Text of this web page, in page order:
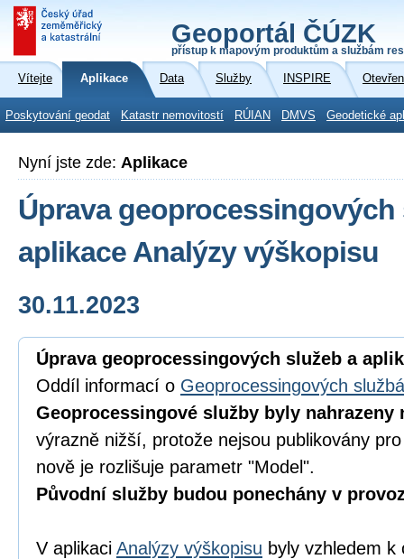
Geoportál ČÚZK
přístup k mapovým produktům a službám
Vítejte Aplikace Data Služby INSPIRE
Poskytování geodat Katastr nemovitostí RÚIAN DMVS Geodetické
Nyní jste zde: Aplikace
Úprava geoprocessingových
aplikace Analýzy výškopisu
30.11.2023
Úprava geoprocessingových služeb a
Oddíl informací o Geoprocessingových
Geoprocessingové služby byly nahrazeny
výrazně nižší, protože nejsou publikovány
nově je rozlišuje parametr "Model".
Původní služby budou ponechány v
V aplikaci Analýzy výškopisu byly vzhledem